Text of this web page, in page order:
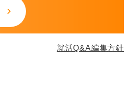
就活Q&A編集方針